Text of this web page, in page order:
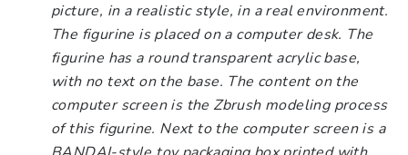
picture, in a realistic style, in a real environment.
The figurine is placed on a computer desk. The
figurine has a round transparent acrylic base,
with no text on the base. The content on the
computer screen is the Zbrush modeling process
of this figurine. Next to the computer screen is a